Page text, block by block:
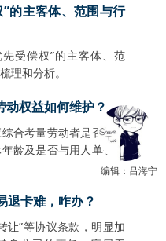
的主客体、范围与行
受偿权”的主客体、范
理和分析。
动权益如何维护？
合考量劳动者是否享受
龄及是否与用人单位解
退卡难，咋办？
让”等协议条款，明显加
编辑：吕海宁